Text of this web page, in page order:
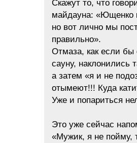
Скажут то, что
майдауна: «Ющенко
но вот лично мы
правильно».
Отмаза, как если бы
сауну, наклонились
а затем «я и не
отымеют!!! Куда
Уже и попариться
Это уже сейчас
«Мужик, я не пойму,